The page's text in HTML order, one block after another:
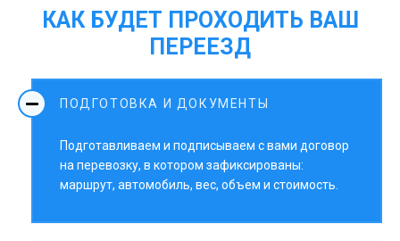
КАК БУДЕТ ПРОХОДИТЬ ВАШ
ПЕРЕЕЗД
ПОДГОТОВКА И ДОКУМЕНТЫ
Подготавливаем и подписываем с вами договор
на перевозку, в котором зафиксированы:
маршрут, автомобиль, вес, объем и стоимость.